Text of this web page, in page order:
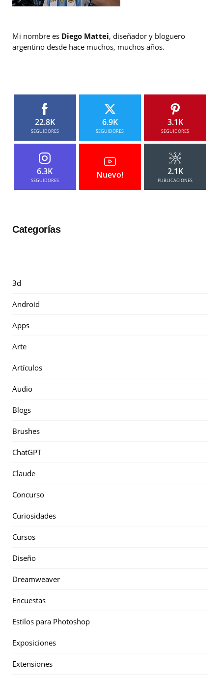
Mi nombre es Diego Mattei, diseñador y bloguero
argentino desde hace muchos, muchos años.
22.8K
SEGUIDORES
6.9K
SEGUIDORES
3.1K
SEGUIDORES
6.3K
SEGUIDORES
Nuevo! 2.1K
PUBLICACIONES
Categorías
3d
Android
Apps
Arte
Artículos
Audio
Blogs
Brushes
ChatGPT
Claude
Concurso
Curiosidades
Cursos
Diseño
Dreamweaver
Encuestas
Estilos para Photoshop
Exposiciones
Extensiones